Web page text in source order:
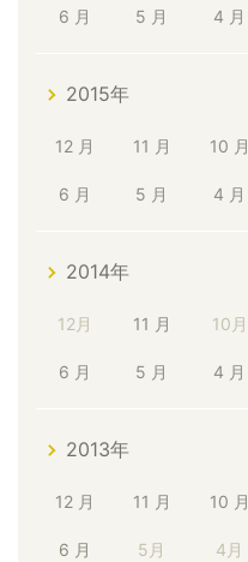
6 月 5 月 4 月
2015年
12 月 11 月 10 月
6 月 5 月 4 月
2014年
12月 11 月 10月
6 月 5 月 4 月
2013年
12 月 11 月 10 月
6 月 5月 4月